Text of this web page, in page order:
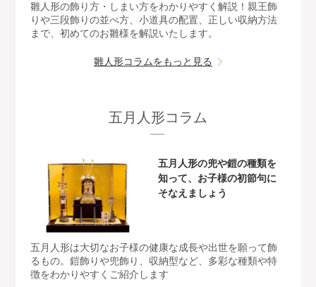
雛人形の飾り方・しまい方をわかりやすく解説！親王飾
りや三段飾りの並べ方、小道具の配置、正しい収納方法
まで、初めてのお雛様を解説いたします。
雛人形コラムをもっと見る
五月人形コラム
五月人形の兜や鎧の種類を
知って、お子様の初節句に
そなえましょう
五月人形は大切なお子様の健康な成長や出世を願って飾
るもの。鎧飾りや兜飾り、収納型など、多彩な種類や特
徴をわかりやすくご紹介します